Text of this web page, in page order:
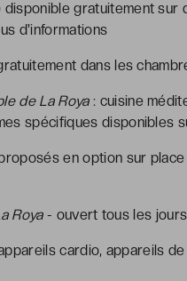
disponible gratuitement sur
d'informations
dans les
de La Roya: cuisine
spécifiques disponibles
en option sur
Roya- ouvert tous les jours
cardio, appareils